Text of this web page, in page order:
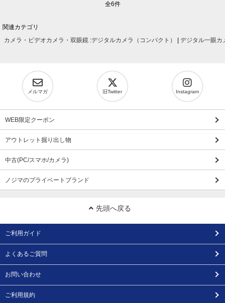
全6件
関連カテゴリ
カメラ・ビデオカメラ・双眼鏡 :デジタルカメラ（コンパクト） デジタル一眼カ
メルマガ 旧Twitter Instagram
WEB限定クーポン
アウトレット掘り出し物
中古(PC/スマホ/カメラ)
ノジマのプライベートブランド
先頭へ戻る
ご利用ガイド
よくあるご質問
お問い合わせ
ご利用規約